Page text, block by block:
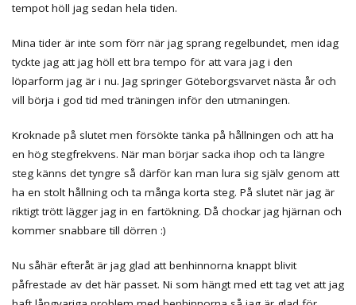
tempot höll jag sedan hela tiden.
Mina tider är inte som förr när jag sprang regelbundet, men idag
tyckte jag att jag höll ett bra tempo för att vara jag i den
löparform jag är i nu. Jag springer Göteborgsvarvet nästa år och
vill börja i god tid med träningen inför den utmaningen.
Kroknade på slutet men försökte tänka på hållningen och att ha
en hög stegfrekvens. När man börjar sacka ihop och ta längre
steg känns det tyngre så därför kan man lura sig själv genom att
ha en stolt hållning och ta många korta steg. På slutet när jag är
riktigt trött lägger jag in en fartökning. Då chockar jag hjärnan och
kommer snabbare till dörren :)
Nu såhär efteråt är jag glad att benhinnorna knappt blivit
påfrestade av det här passet. Ni som hängt med ett tag vet att jag